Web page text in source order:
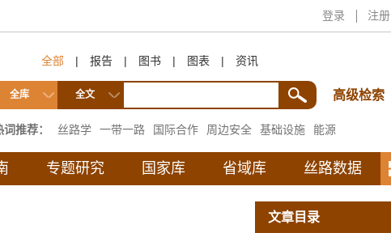
登录 注册
全部 | 报告 | 图书 | 图表 | 资讯
全库 全文 高级检索
词推荐： 丝路学 一带一路 国际合作 周边安全 基础设施
能源
联互通
专题研究 国家库 省域库 丝路数据
文章目录